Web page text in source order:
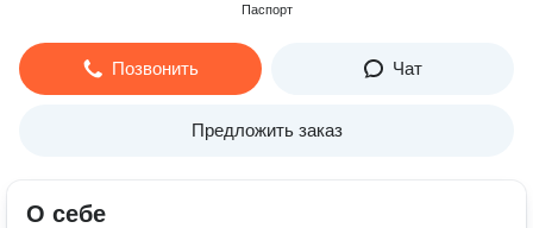
Паспорт
Позвонить Чат
Предложить заказ
О себе